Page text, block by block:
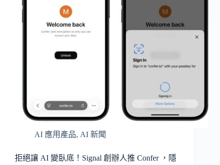
AI 應用產品, AI 新聞
拒絕讓 AI 變臥底！Signal 創辦人推 Confer ，隱